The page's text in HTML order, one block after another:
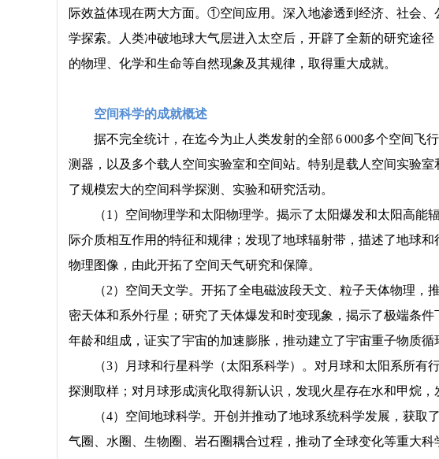
际效益体现在两大方面。①空间应用。深入地渗透到经济、社会
学探索。人类冲破地球大气层进入太空后，开辟了全新的研究途
的物理、化学和生命等自然现象及其规律，取得重大成就。
空间科学的成就概述
据不完全统计，在迄今为止人类发射的全部 6 000多个空间飞
测器，以及多个载人空间实验室和空间站。特别是载人空间实验
了规模宏大的空间科学探测、实验和研究活动。
（1）空间物理学和太阳物理学。揭示了太阳爆发和太阳高
际介质相互作用的特征和规律；发现了地球辐射带，描述了地球
物理图像，由此开拓了空间天气研究和保障。
（2）空间天文学。开拓了全电磁波段天文、粒子天体物理
密天体和系外行星；研究了天体爆发和时变现象，揭示了极端条
年龄和组成，证实了宇宙的加速膨胀，推动建立了宇宙重子物质
（3）月球和行星科学（太阳系科学）。对月球和太阳系所
探测取样；对月球形成演化取得新认识，发现火星存在水和甲烷
（4）空间地球科学。开创并推动了地球系统科学发展，获
气圈、水圈、生物圈、岩石圈耦合过程，推动了全球变化等重大科